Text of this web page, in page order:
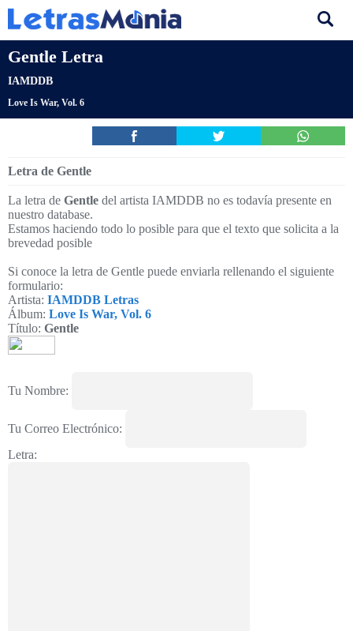
Gentle Letra
IAMDDB
Love Is War, Vol. 6
Letra de Gentle
La letra de Gentle del artista IAMDDB no es todavía presente en
nuestro database.
Estamos haciendo todo lo posible para que el texto que solicita a la
brevedad posible
Si conoce la letra de Gentle puede enviarla rellenando el siguiente
formulario:
Artista: IAMDDB Letras
Álbum: Love Is War, Vol. 6
Título: Gentle
Tu Nombre:
Tu Correo Electrónico:
Letra: